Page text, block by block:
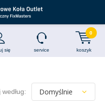
się service koszyk
0